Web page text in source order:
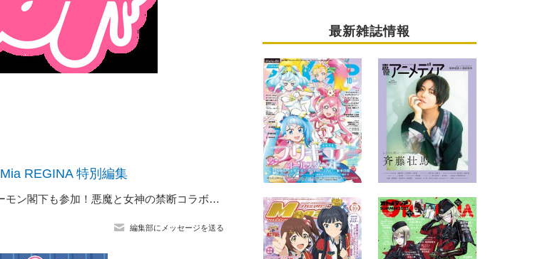
Mia REGINA 特別編集
デーモン閣下も参加！悪魔と女神の禁断コラボレーション！？ TVアニメ『sin 七つの大罪』のOPとEDのダブルタイアップに挑むMia REGINAインタビュー全文掲載！
編集部にメッセージを送る
最新雑誌情報